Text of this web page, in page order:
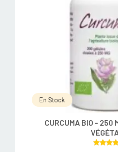
En Stock
CURCUMA BIO - 250